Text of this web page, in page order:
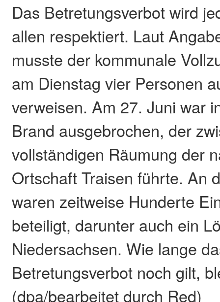
Das Betretungsverbot wird
allen respektiert. Laut
musste der kommunale
am Dienstag vier Personen
verweisen. Am 27. Juni war
Brand ausgebrochen, der
vollständigen Räumung der
Ortschaft Traisen führte. An
waren zeitweise Hunderte
beteiligt, darunter auch ein
Niedersachsen. Wie lange
Betretungsverbot noch gilt,
(dpa/bearbeitet durch Red)